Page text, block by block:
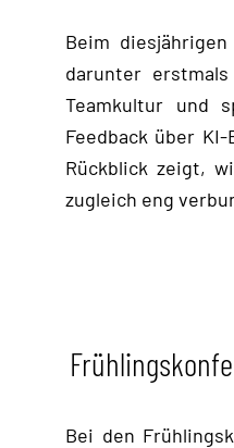
Beim
darunter
Teamkultur und
Feedback über
Rückblick zeigt,
zugleich eng
Bei den